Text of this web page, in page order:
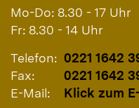
Mo-Do: 8.30 - 17 Uhr
Fr: 8.30 - 14 Uhr
Telefon: 0221 1642
Fax:
0221 1642
E-Mail:
Klick zum